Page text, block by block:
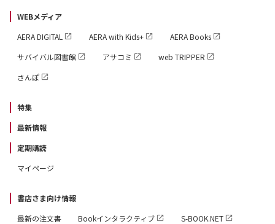
WEBメディア
AERA DIGITAL
AERA with Kids+
AERA Books
サバイバル図書館
アサコミ
web TRIPPER
さんぽ
特集
最新情報
定期購読
マイページ
書店さま向け情報
最新の注文書
Bookインタラクティブ S-BOOK.NET